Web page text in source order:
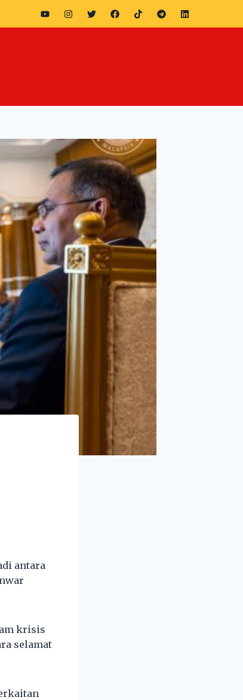
antara
krisis
selamat